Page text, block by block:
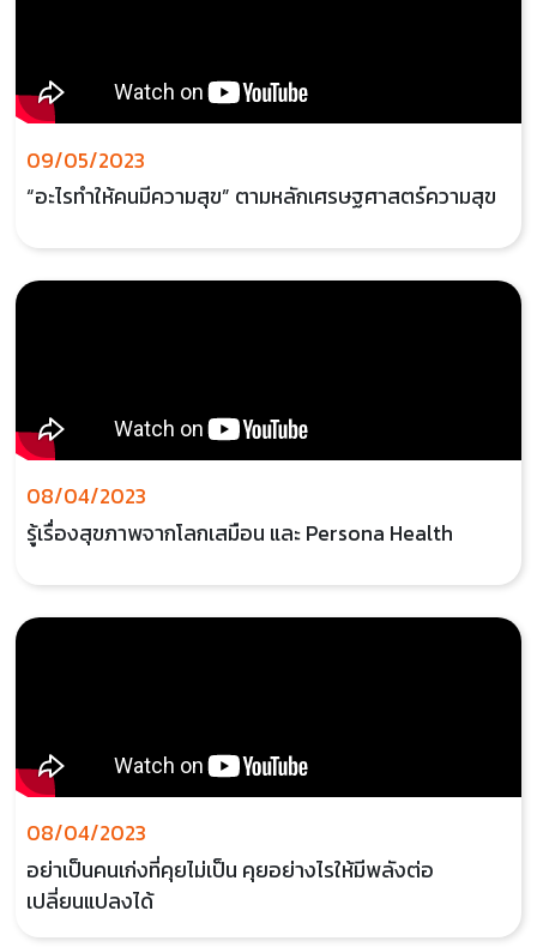
09/05/2023
“อะไรทำให้คนมีความสุข” ตามหลักเศรษฐศาสตร์ความสุข
08/04/2023
รู้เรื่องสุขภาพจากโลกเสมือน และ Persona Health
08/04/2023
อย่าเป็นคนเก่งที่คุยไม่เป็น คุยอย่างไรให้มีพลังต่อ
เปลี่ยนแปลงได้